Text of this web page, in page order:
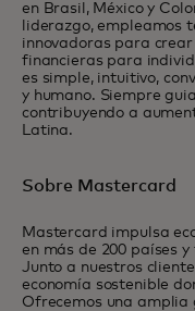
en Brasil, México y
liderazgo, empleamos
innovadoras para crear
financieras para
es simple, intuitivo,
y humano. Siempre
contribuyendo a
Latina.
Sobre Mastercard
Mastercard impulsa
en más de 200 países
Junto a nuestros
economía sostenible
Ofrecemos una amplia